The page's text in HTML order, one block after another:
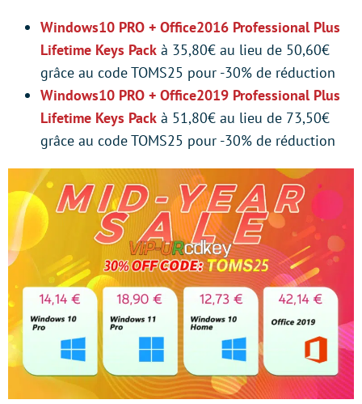
Windows10 PRO + Office2016 Professional Plus
Lifetime Keys Pack à 35,80€ au lieu de 50,60€
grâce au code TOMS25 pour -30% de réduction
Windows10 PRO + Office2019 Professional Plus
Lifetime Keys Pack à 51,80€ au lieu de 73,50€
grâce au code TOMS25 pour -30% de réduction